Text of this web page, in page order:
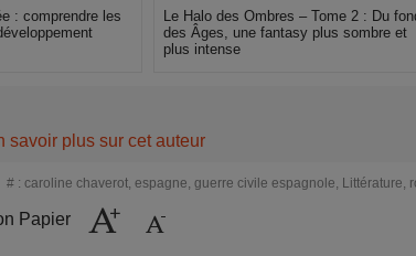
: comprendre les
Le Halo des Ombres – Tome 2 : Du
des Âges, une fantasy plus sombre et
plus intense
savoir plus sur cet auteur
# : caroline chaverot, espagne, guerre civile espagnole, Littérature,
Papier